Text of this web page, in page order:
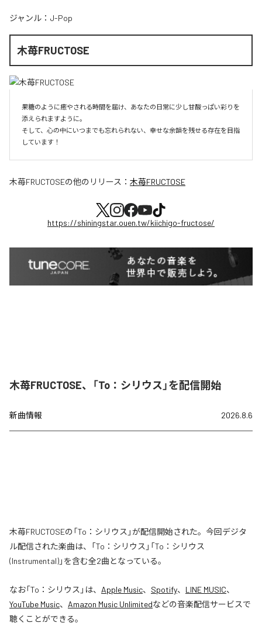
ジャンル： J-Pop
木苺FRUCTOSE
果糖のように癒やされる時間を届け、あなたの日常に少し甘酸っぱい彩りを
添えられますように。
そして、心の中にいつまでも忘れられない、幸せな余韻を残せる存在を目指
しています！
木苺FRUCTOSEの他のリリース： 木苺FRUCTOSE
https://shiningstar.ouen.tw/kiichigo-fructose/
木苺FRUCTOSE、「To：シリウス」を配信開始
新曲情報 2026.8.6
木苺FRUCTOSEの「To：シリウス」が配信開始された。今回デジタ
ル配信された楽曲は、「To：シリウス」「To：シリウス
(Instrumental)」を含む全2曲となっている。
なお「To：シリウス 」は、 Apple Music、 Spotify、 LINE MUSIC、
YouTube Music、 Amazon Music Unlimitedなどの音楽配信サービスで
聴くことができる。